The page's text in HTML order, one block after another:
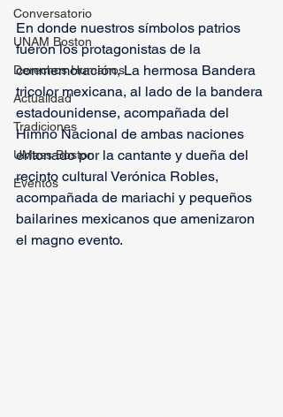
Conversatorio
UNAM Boston
Derechos Humanos
Actualidad
Tradiciones
UMass Boston
Eventos
En donde nuestros símbolos patrios
fueron los protagonistas de la
conmemoración, La hermosa Bandera
tricolor mexicana, al lado de la bandera
estadounidense, acompañada del
Himno Nacional de ambas naciones
entonado por la cantante y dueña del
recinto cultural Verónica Robles,
acompañada de mariachi y pequeños
bailarines mexicanos que amenizaron
el magno evento.